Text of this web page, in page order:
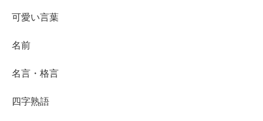
可愛い言葉
名前
名言・格言
四字熟語